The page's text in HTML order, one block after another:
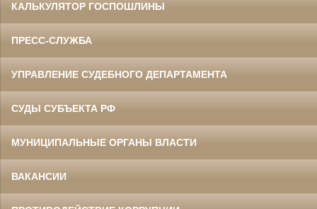
КАЛЬКУЛЯТОР ГОСПОШЛИНЫ
ПРЕСС-СЛУЖБА
УПРАВЛЕНИЕ СУДЕБНОГО ДЕПАРТАМЕНТА
СУДЫ СУБЪЕКТА РФ
МУНИЦИПАЛЬНЫЕ ОРГАНЫ ВЛАСТИ
ВАКАНСИИ